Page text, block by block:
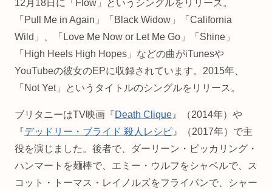
12月18日に「Flow」というシングルをリリース。
「Pull Me in Again」「Black Widow」「California
Wild」、「Love Me Now or Let Me Go」「Shine」
「High Heels High Hopes」などの曲がiTunesや
YouTubeの彼女のEPに収録されています。2015年、
「Not Yet」というタイトルのシングルをリリース。
ブリタニーはTV映画『Death Clique』（2014年）や
『デッドリー・ブライド 殺人レシピ』（2017年）で主
役を演じました。後者で、ダーリーン・ピッカリング・
ハンマートを麺棒で、エミー・ウルフをシャベルで、ス
コット・トーマス・レイノルズをフライパンで、シャー